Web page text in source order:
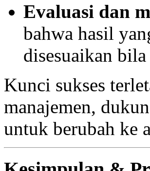
Evaluasi dan
bahwa hasil
disesuaikan
Kunci sukses
manajemen,
untuk berubah ke